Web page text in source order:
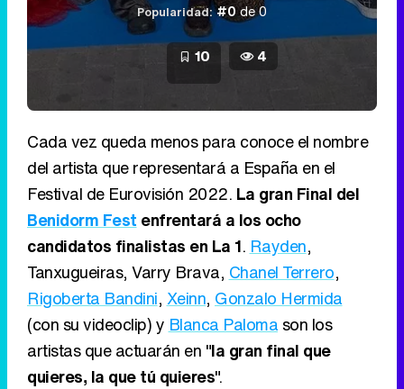
Popularidad: #0de 0
10 4
Cada vez queda menos para conoce el nombre
del artista que representará a España en el
Festival de Eurovisión 2022. La gran Final del
Benidorm Fest enfrentará a los ocho
candidatos finalistas en La 1. Rayden,
Tanxugueiras, Varry Brava, Chanel Terrero,
Rigoberta Bandini, Xeinn, Gonzalo Hermida
(con su videoclip) y Blanca Paloma son los
artistas que actuarán en "la gran final que
quieres, la que tú quieres".